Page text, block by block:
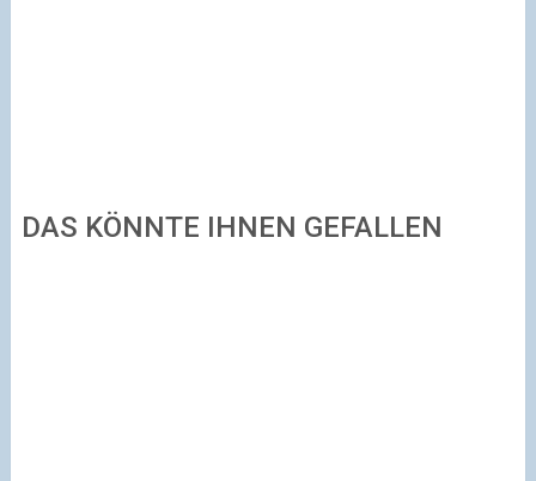
DAS KÖNNTE IHNEN GEFALLEN